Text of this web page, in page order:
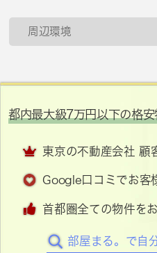
周辺環境
都内最大級7万円以下の格
東京の不動産会社 顧
Google口コミでお客
首都圏全ての物件を
部屋まる。で自